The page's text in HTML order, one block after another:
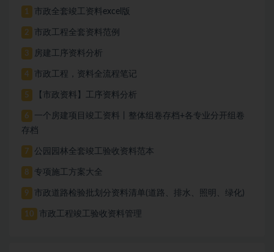
1 市政全套竣工资料excel版
2 市政工程全套资料范例
3 房建工序资料分析
4 市政工程，资料全流程笔记
5 【市政资料】工序资料分析
6
一个房建项目竣工资料丨整体组卷存档+各专业分开组卷
存档
7 公园园林全套竣工验收资料范本
8 专项施工方案大全
9 市政道路检验批划分资料清单(道路、排水、照明、绿化)
10 市政工程竣工验收资料管理